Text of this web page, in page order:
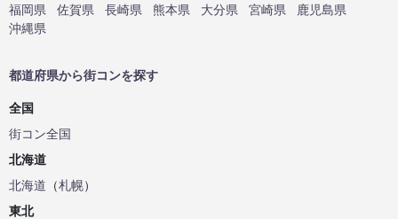
福岡県
佐賀県 長崎県 熊本県 大分県 宮崎県
鹿児島県
沖縄県
都道府県から街コンを探す
全国
街コン全国
北海道
北海道 （札幌）
東北